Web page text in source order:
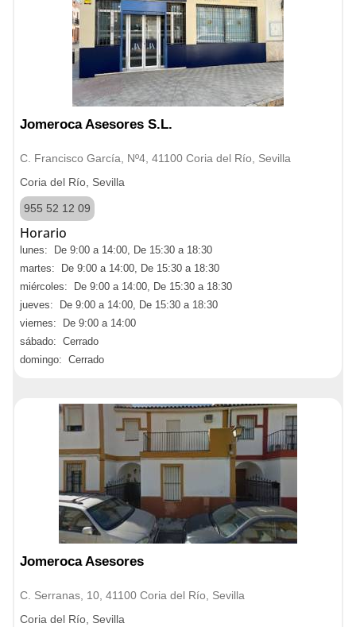
Jomeroca Asesores S.L.
C. Francisco García, Nº4, 41100 Coria del Río, Sevilla
Coria del Río, Sevilla
955 52 12 09
Horario
lunes: De 9:00 a 14:00, De 15:30 a 18:30
martes: De 9:00 a 14:00, De 15:30 a 18:30
miércoles: De 9:00 a 14:00, De 15:30 a 18:30
jueves: De 9:00 a 14:00, De 15:30 a 18:30
viernes: De 9:00 a 14:00
sábado: Cerrado
domingo: Cerrado
Jomeroca Asesores
C. Serranas, 10, 41100 Coria del Río, Sevilla
Coria del Río, Sevilla